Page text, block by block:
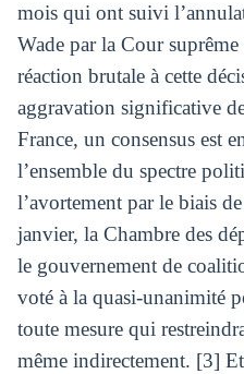
mois qui ont suivi
Wade par la Cour
réaction brutale à cette
aggravation significative
France, un consensus est
l’ensemble du spectre
l’avortement par le biais
janvier, la Chambre des
le gouvernement de
voté à la quasi-unanimité
toute mesure qui
même indirectement. [3]